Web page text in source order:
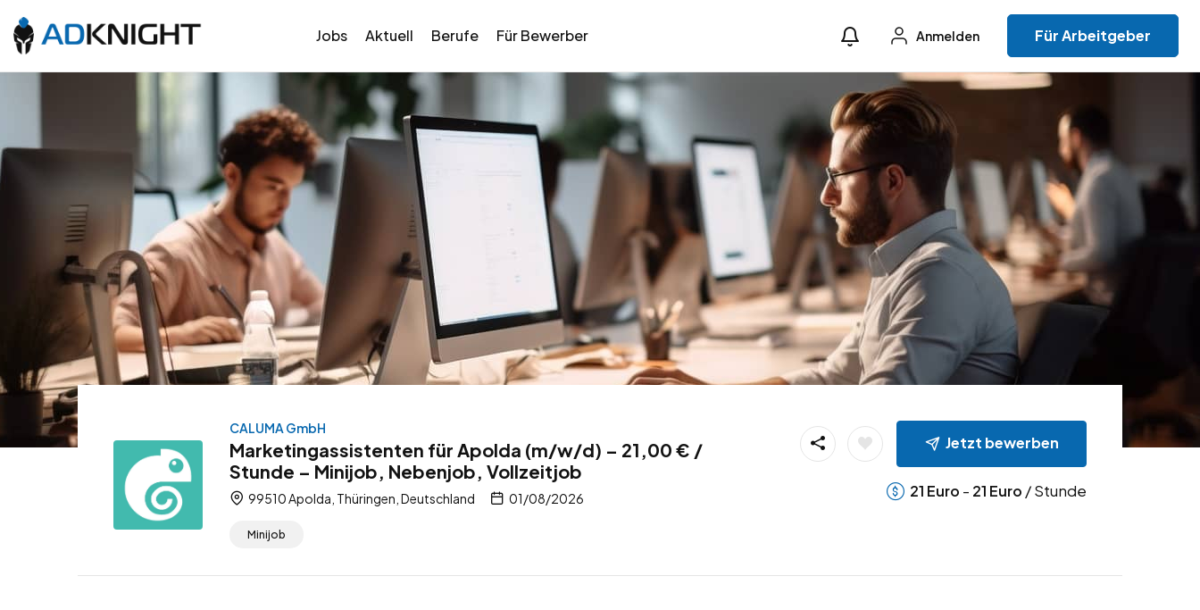
Jobs Aktuell Berufe Für Bewerber Anmelden Für Arbeitgeber
CALUMA GmbH
Marketingassistenten für Apolda (m/w/d) – 21,00 € /
Stunde – Minijob, Nebenjob, Vollzeitjob
99510 Apolda, Thüringen, Deutschland 01/08/2026
Minijob
Jetzt bewerben
21 Euro - 21 Euro / Stunde